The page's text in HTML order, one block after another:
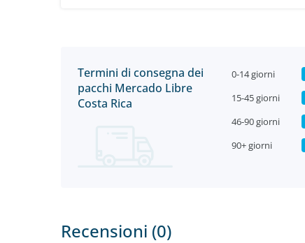
Termini di consegna dei
pacchi Mercado Libre
Costa Rica
0-14 giorni
15-45 giorni
46-90 giorni
90+ giorni
Recensioni (0)